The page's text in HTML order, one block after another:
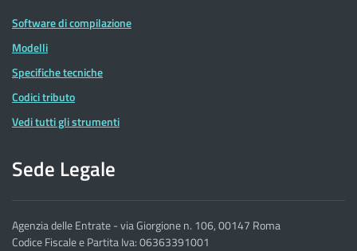
Software di compilazione
Modelli
Specifiche tecniche
Codici tributo
Vedi tutti gli strumenti
Sede Legale
Agenzia delle Entrate - via Giorgione n. 106, 00147 Roma
Codice Fiscale e Partita Iva: 06363391001